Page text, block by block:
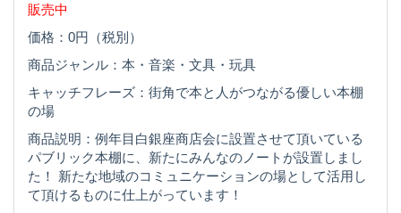
販売中
価格：0円（税別）
商品ジャンル：本・音楽・文具・玩具
キャッチフレーズ：街角で本と人がつながる優しい本棚
の場
商品説明：例年目白銀座商店会に設置させて頂いている
パブリック本棚に、新たにみんなのノートが設置しまし
た！ 新たな地域のコミュニケーションの場として活用し
て頂けるものに仕上がっています！